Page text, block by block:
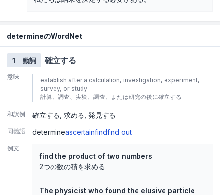
determineのWordNet
1 動詞 確立する
意味
establish after a calculation, investigation, experiment,
survey, or study
計算、調査、実験、調査、または研究の後に確立する
和訳例 確立する 求める 発見する
同義語 determineascertainfindfind out
例文
find the product of two numbers
2つの数の積を求める
The physicist who found the elusive particle